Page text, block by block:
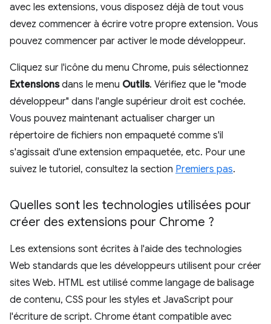
avec les extensions, vous disposez déjà de tout vous
devez commencer à écrire votre propre extension. Vous
pouvez commencer par activer le mode développeur.
Cliquez sur l'icône du menu Chrome, puis sélectionnez
Extensionsdans le menu Outils. Vérifiez que le "mode
développeur" dans l'angle supérieur droit est cochée.
Vous pouvez maintenant actualiser charger un
répertoire de fichiers non empaqueté comme s'il
s'agissait d'une extension empaquetée, etc. Pour une
suivez le tutoriel, consultez la section Premiers pas.
Quelles sont les technologies utilisées pour
créer des extensions pour Chrome ?
Les extensions sont écrites à l'aide des technologies
Web standards que les développeurs utilisent pour créer
sites Web. HTML est utilisé comme langage de balisage
de contenu, CSS pour les styles et JavaScript pour
l'écriture de script. Chrome étant compatible avec